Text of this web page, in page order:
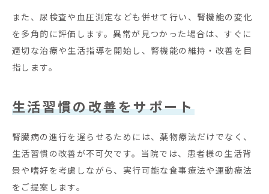
また、尿検査や血圧測定なども併せて行い、腎機能の変化
を多角的に評価します。異常が見つかった場合は、すぐに
適切な治療や生活指導を開始し、腎機能の維持・改善を目
指します。
生活習慣の改善をサポート
腎臓病の進行を遅らせるためには、薬物療法だけでなく、
生活習慣の改善が不可欠です。当院では、患者様の生活背
景や嗜好を考慮しながら、実行可能な食事療法や運動療法
をご提案します。